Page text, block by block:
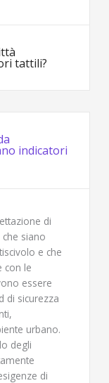
tattili?
indicatori
di
siano
e che
con le
essere
di sicurezza
urbano.
degli
di